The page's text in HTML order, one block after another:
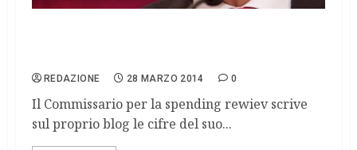
REDAZIONE 28 MARZO 2014 0
Il Commissario per la spending rewiev scrive
sul proprio blog le cifre del suo...